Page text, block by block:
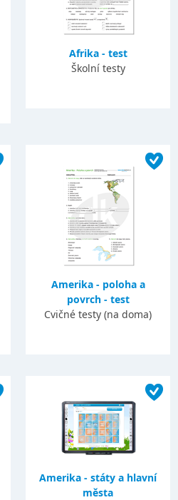
Afrika - test
Školní testy
Amerika - poloha a
povrch - test
Cvičné testy (na doma)
Amerika - státy a hlavní
města